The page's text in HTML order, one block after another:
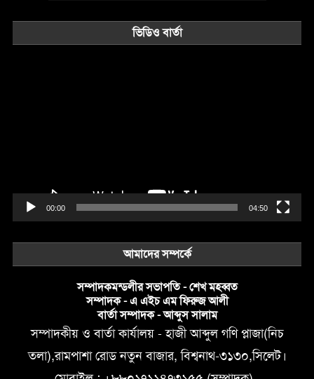
ভিডিও বার্তা
00:00 04:50
আমাদের সম্পর্কে
সম্পাদকমন্ডলীর সভাপতি - শেখ মহব্বত
সম্পাদক - এ এইচ এম ফিরুজ আলী
বার্তা সম্পাদক - আব্দুস সালাম
সম্পাদকীয় ও বার্তা কার্যালয় - হাজী আব্দুল গণি প্লাজা(নিচ
তলা),রামপাশা রোড নতুন বাজার, বিশ্বনাথ-৩১৩০,সিলেট।